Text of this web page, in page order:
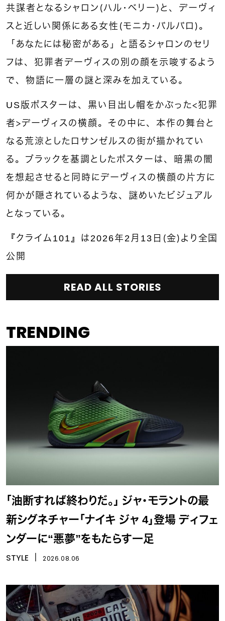
共謀者となるシャロン（ハル・ベリー）と、デーヴィ
スと近しい関係にある女性（モニカ・バルバロ）。
「あなたには秘密がある」と語るシャロンのセリ
フは、犯罪者デーヴィスの別の顔を示唆するよう
で、物語に一層の謎と深みを加えている。
US版ポスターは、黒い目出し帽をかぶった＜犯罪
者＞デーヴィスの横顔。その中に、本作の舞台と
なる荒涼としたロサンゼルスの街が描かれてい
る。ブラックを基調としたポスターは、暗黒の闇
を想起させると同時にデーヴィスの横顔の片方に
何かが隠されているような、謎めいたビジュアル
となっている。
『クライム101』は2026年2月13日（金）より全国
公開
READ ALL STORIES
TRENDING
「油断すれば終わりだ。」 ジャ・モラントの最
新シグネチャー「ナイキ ジャ 4」登場 ディフェ
ンダーに“悪夢”をもたらす一足
STYLE 2026.08.06